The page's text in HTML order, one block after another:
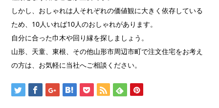
しかし、おしゃれは人それぞれの価値観に大きく依存している
ため、10人いれば10人のおしゃれがあります。
自分に合った巾木や回り縁を探しましょう。
山形、天童、東根、その他山形市周辺市町で注文住宅をお考え
の方は、お気軽に当社へご相談ください。